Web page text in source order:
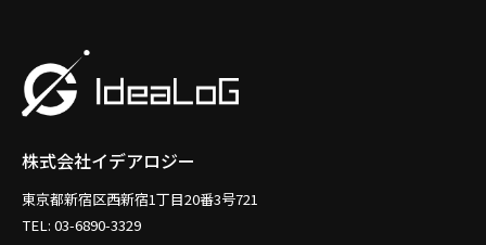
株式会社イデアロジー
東京都新宿区西新宿1丁目20番3号721
TEL: 03-6890-3329